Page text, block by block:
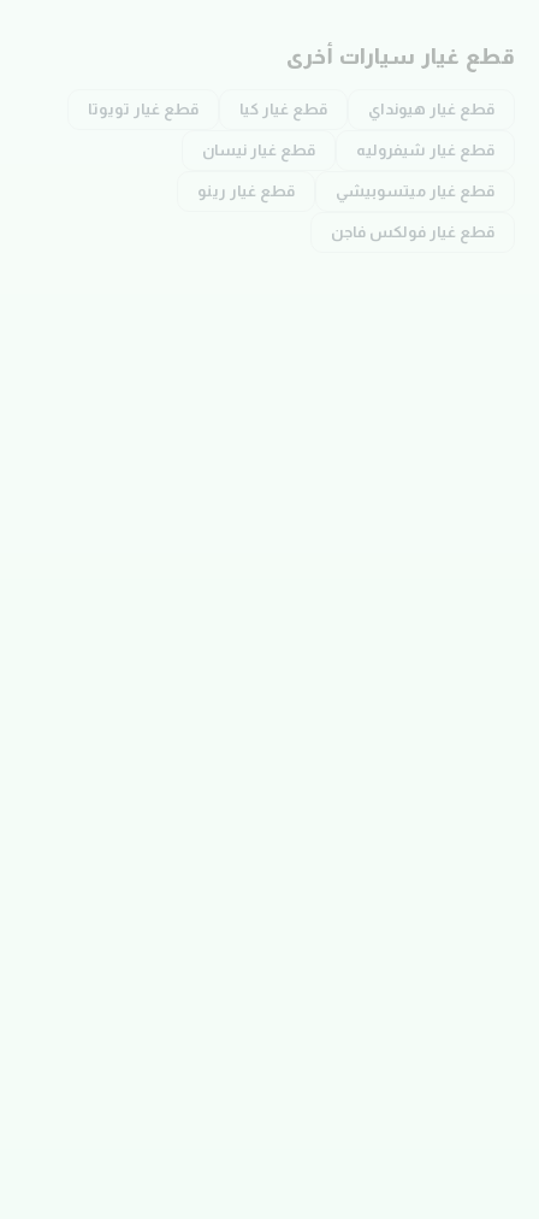
قطع غيار سيارات أخرى
قطع غيار هيونداي قطع غيار كيا قطع غيار تويوتا
قطع غيار شيفروليه قطع غيار نيسان
قطع غيار ميتسوبيشي قطع غيار رينو
قطع غيار فولكس فاجن